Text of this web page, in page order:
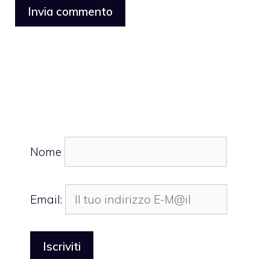
Nome
Email: